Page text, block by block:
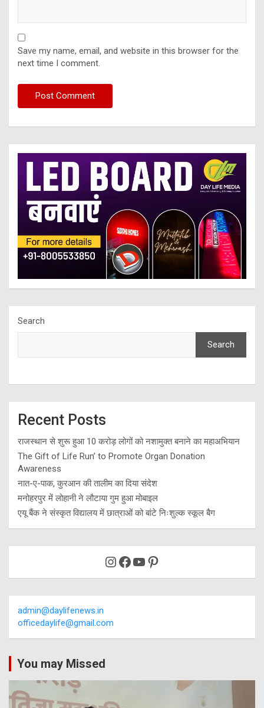
Save my name, email, and website in this browser for the
next time I comment.
Search
Search
Recent Posts
राजस्थान से शुरू हुआ 10 करोड़ लोगों को नशामुक्त बनाने का महाअभियान
The Gift of Life Run’ to Promote Organ Donation
Awareness
नात-ए-पाक, कुरआन की तालीम का दिया संदेश
मनोहरपुर में लोहानी ने लौटाया गुम हुआ मोबाइल
एयू बैंक ने संस्कृत विद्यालय में छात्राओं को बांटे निःशुल्क स्कूल बैग
Instagram
Facebook
YouTube
Pinterest
admin@daylifenews.in
officedaylife@gmail.com
You may Missed